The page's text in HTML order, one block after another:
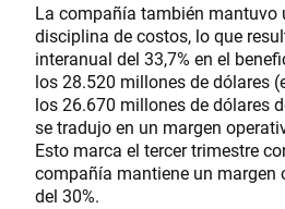
La compañía también mantuvo
disciplina de costos, lo que
interanual del 33,7% en el
los 28.520 millones de dólares
los 26.670 millones de dólares
se tradujo en un margen
Esto marca el tercer trimestre
compañía mantiene un margen
del 30%.